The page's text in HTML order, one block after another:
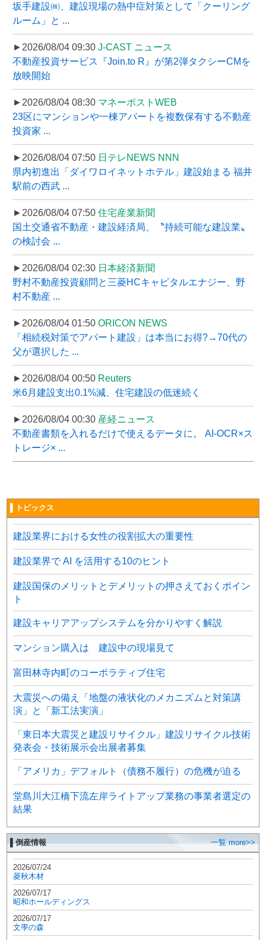
坂手建設㈱、建設現場の熱中症対策として「クーリング
ルーム」と ...
►2026/08/04 09:30 J-CAST ニュース
不動産投資サービス『Join.to R』が第2弾タクシーCMを
放映開始
►2026/08/04 08:30 マネーポストWEB
23区にマンションや一棟アパートを複数保有する不動産
投資家 ...
►2026/08/04 07:50 日テレNEWS NNN
県内初進出「ダイワロイネットホテル」建設始まる 福井
駅前の西武 ...
►2026/08/04 07:50 住宅産業新聞
国土交通省不動産・建設経済局、〝持続可能な建設業〟
の検討会 ...
►2026/08/04 02:30 日本経済新聞
野村不動産投資顧問と三菱HCキャピタルエナジー、野
村不動産 ...
►2026/08/04 01:50 ORICON NEWS
「相続税対策でアパート建設」は本当にお得?→70代の
父が選択した ...
►2026/08/04 00:50 Reuters
米6月建設支出0.1%減、住宅建設の低迷続く
►2026/08/04 00:30 産経ニュース
不動産書類を入れるだけで使えるデータに。 AI-OCR×ス
トレージ× ...
▌トピックス
建設業界における女性の役割拡大の重要性
建設業界で AI を活用する10のヒント
建設国保のメリットとデメリットの押さえておくポイン
ト
建設キャリアアップシステムを分かりやすく解説
マンション購入は 建設中の現場見て
富田林寺内町のコーポラティブ住宅
大震災への備え「地盤の液状化のメカニズムと対策講
演」と「新工法実演」
「東日本大震災と建設リサイクル」建設リサイクル技術
発表会・技術展示会出展者募集
「アメリカ」デフォルト（債務不履行）の危機が迫る
堂島川大江橋下流左岸ライトアップ業務の事業者選定の
結果
▌倒産情報 一覧 more>>
2026/07/24
菱秋木材
2026/07/17
昭和ホールディングス
2026/07/17
文學の森